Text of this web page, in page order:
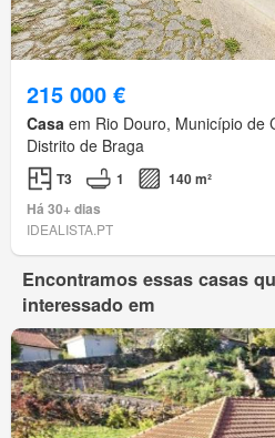
215 000 €
Casa em Rio Douro, Município de
Distrito de Braga
T3 1
140 m²
Há 30+ dias
IDEALISTA.PT
Encontramos essas casas
interessado em